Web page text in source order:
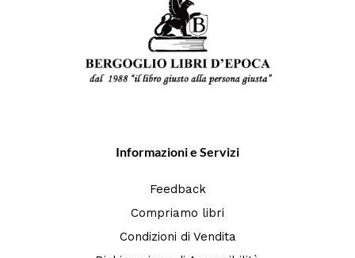
Informazioni e Servizi
Feedback
Compriamo libri
Condizioni di Vendita